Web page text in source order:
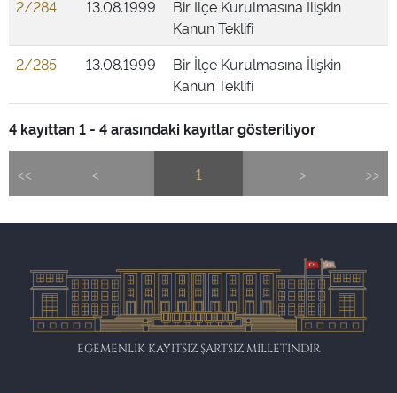
2/284
13.08.1999
Bir İlçe Kurulmasına İlişkin
Kanun Teklifi
2/285
13.08.1999
Bir İlçe Kurulmasına İlişkin
Kanun Teklifi
4 kayıttan 1 - 4 arasındaki kayıtlar gösteriliyor
<< < 1 > >>
EGEMENLİK KAYITSIZ ŞARTSIZ MİLLETİNDİR